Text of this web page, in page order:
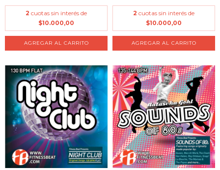
2 cuotas sin interés de
$10.000,00
2 cuotas sin interés de
$10.000,00